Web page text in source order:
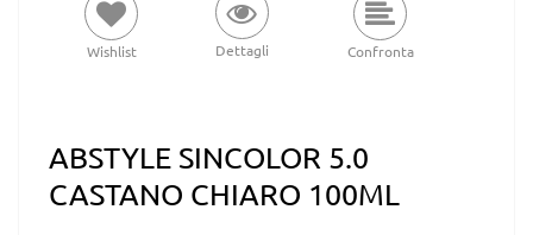
Wishlist Dettagli Confronta
ABSTYLE SINCOLOR 5.0
CASTANO CHIARO 100ML